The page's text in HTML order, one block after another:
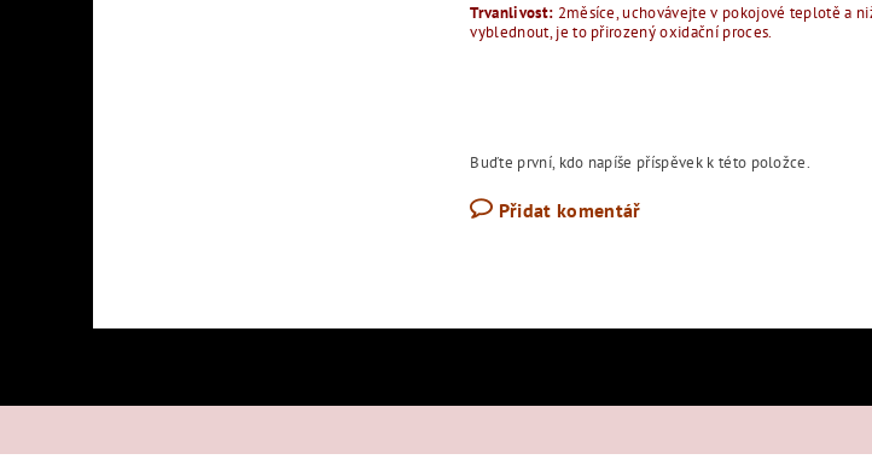
Trvanlivost: 2měsíce, uchovávejte v pokojové teplotě a
vyblednout, je to přirozený oxidační proces.
Buďte první, kdo napíše příspěvek k této položce.
Přidat komentář